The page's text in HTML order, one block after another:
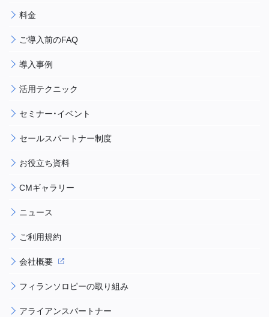
料金
ご導入前のFAQ
導入事例
活用テクニック
セミナー・イベント
セールスパートナー制度
お役立ち資料
CMギャラリー
ニュース
ご利用規約
会社概要
フィランソロピーの取り組み
アライアンスパートナー